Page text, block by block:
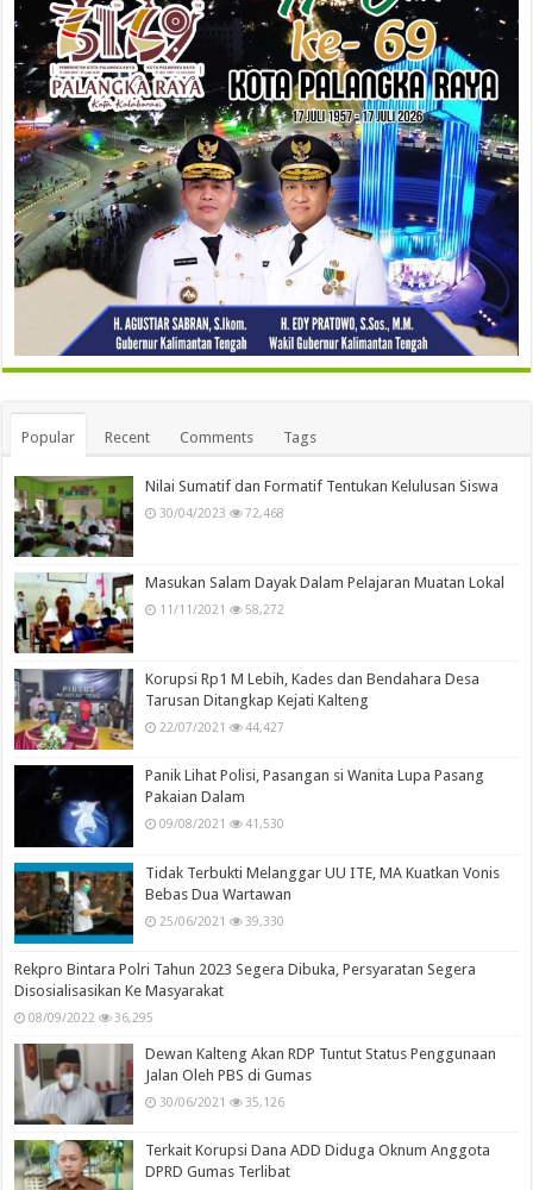
Popular Recent Comments Tags
Nilai Sumatif dan Formatif Tentukan Kelulusan Siswa
30/04/2023 72,468
Masukan Salam Dayak Dalam Pelajaran Muatan Lokal
11/11/2021 58,272
Korupsi Rp1 M Lebih, Kades dan Bendahara Desa
Tarusan Ditangkap Kejati Kalteng
22/07/2021 44,427
Panik Lihat Polisi, Pasangan si Wanita Lupa Pasang
Pakaian Dalam
09/08/2021 41,530
Tidak Terbukti Melanggar UU ITE, MA Kuatkan Vonis
Bebas Dua Wartawan
25/06/2021 39,330
Rekpro Bintara Polri Tahun 2023 Segera Dibuka, Persyaratan Segera
Disosialisasikan Ke Masyarakat
08/09/2022 36,295
Dewan Kalteng Akan RDP Tuntut Status Penggunaan
Jalan Oleh PBS di Gumas
30/06/2021 35,126
Terkait Korupsi Dana ADD Diduga Oknum Anggota
DPRD Gumas Terlibat